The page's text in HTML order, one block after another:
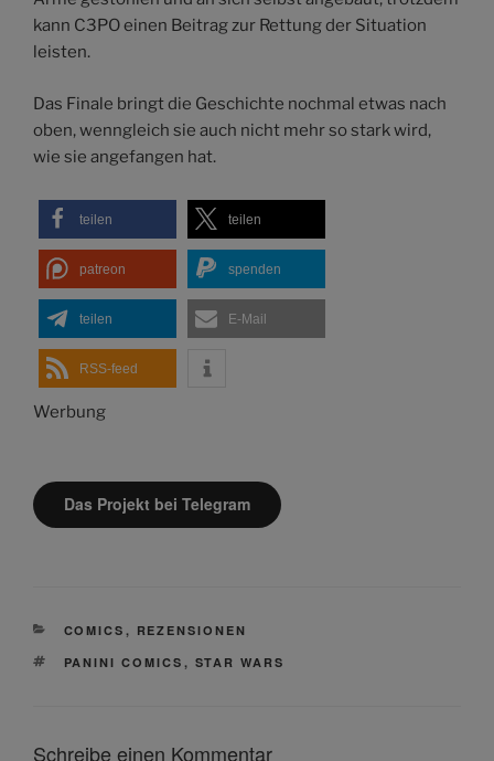
kann C3PO einen Beitrag zur Rettung der Situation
leisten.
Das Finale bringt die Geschichte nochmal etwas nach
oben, wenngleich sie auch nicht mehr so stark wird,
wie sie angefangen hat.
teilen teilen
patreon spenden
teilen E-Mail
RSS-feed
Werbung
Das Projekt bei Telegram
KATEGORIEN
COMICS , REZENSIONEN
SCHLAGWÖRTER
PANINI COMICS , STAR WARS
Schreibe einen Kommentar